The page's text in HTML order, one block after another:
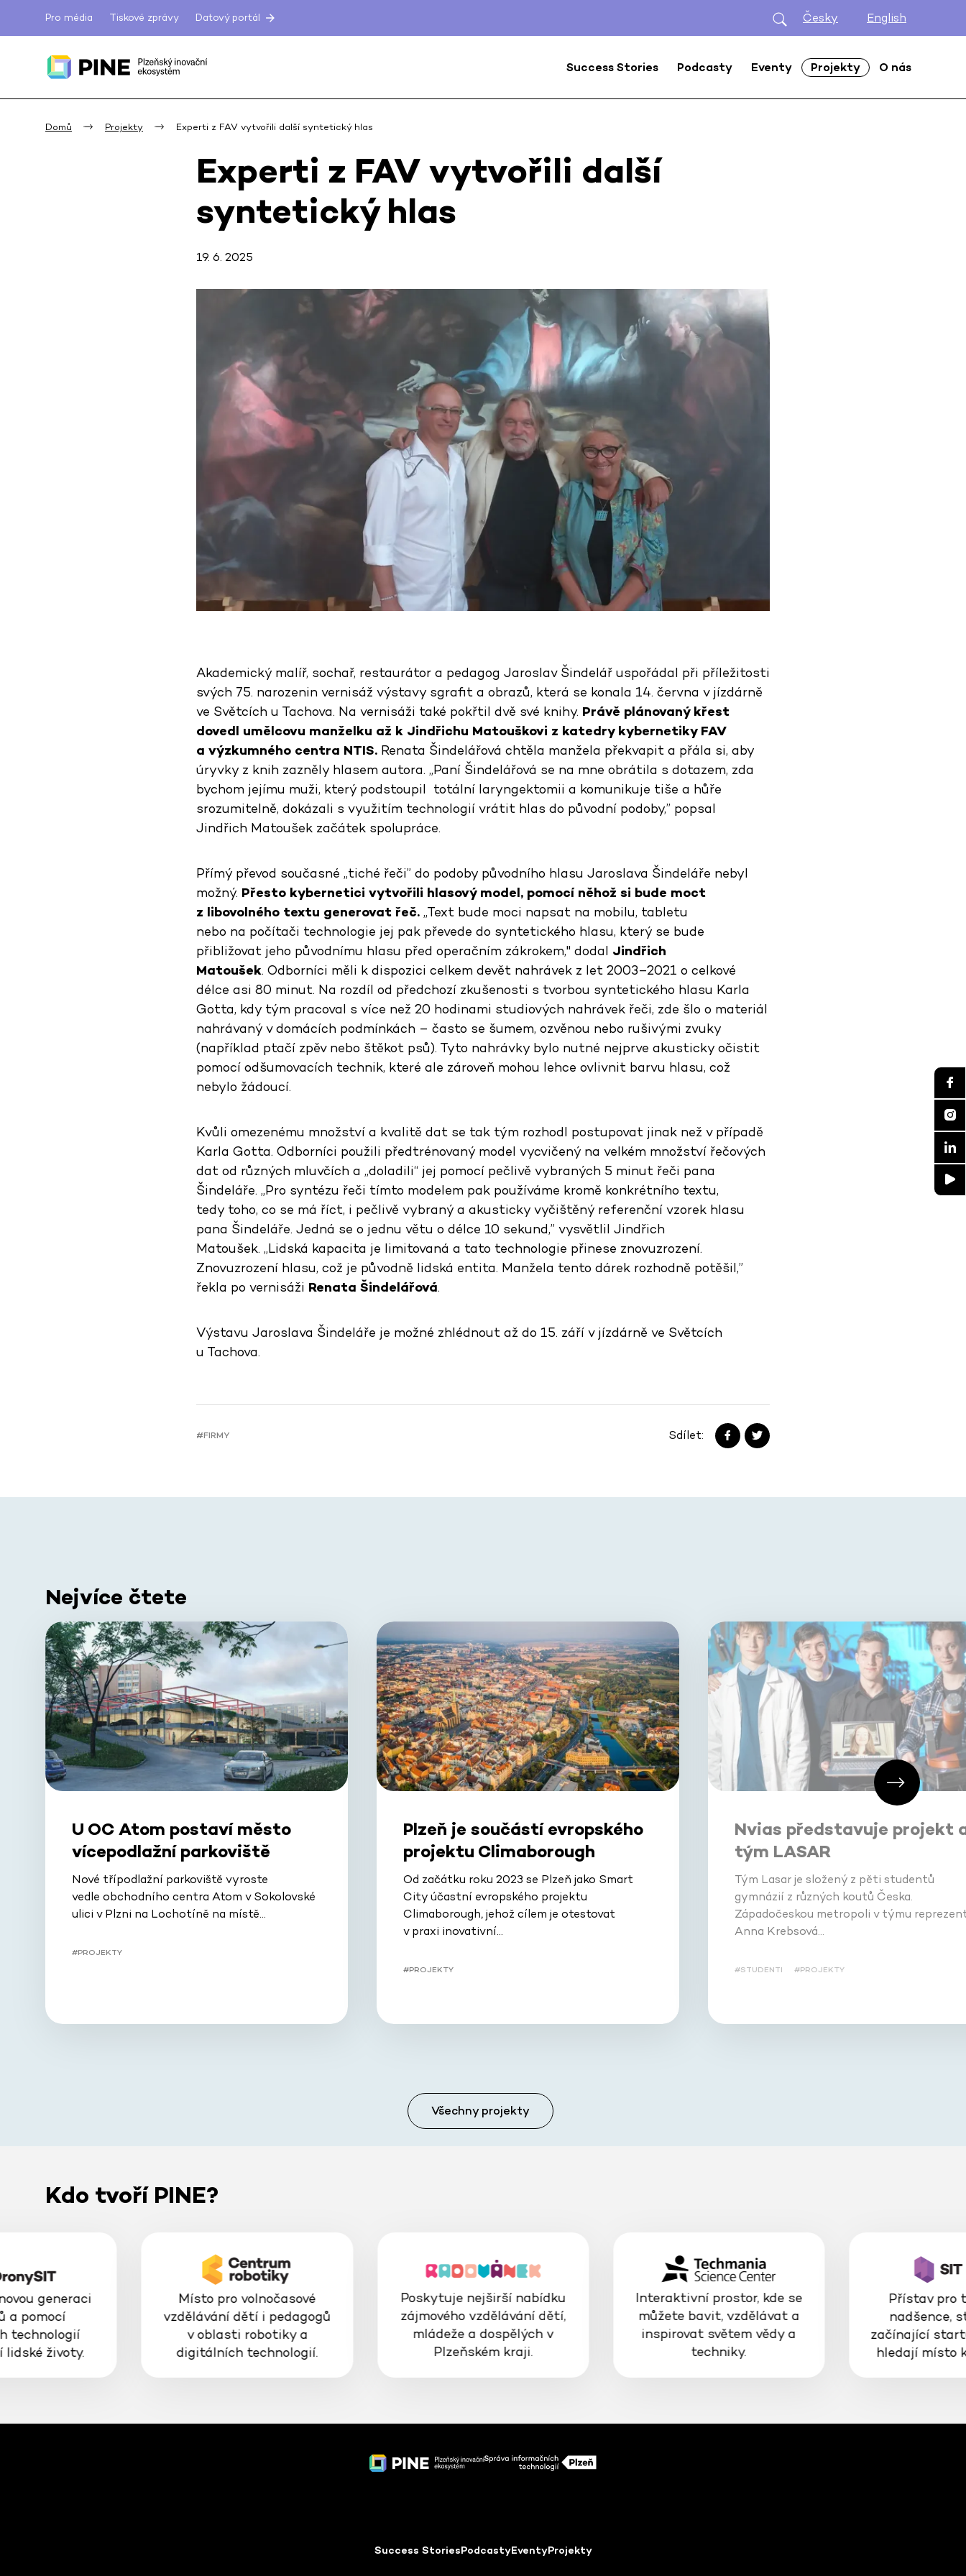
Pro média Tiskové zprávy Datový portál Česky English
Success Stories Podcasty Eventy Projekty O nás
Domů Projekty Experti z FAV vytvořili další syntetický hlas
Experti z FAV vytvořili další
syntetický hlas
19. 6. 2025
Akademický malíř, sochař, restaurátor a pedagog Jaroslav Šindelář uspořádal při příležitosti
svých 75. narozenin vernisáž výstavy sgrafit a obrazů, která se konala 14. června v jízdárně
ve Světcích u Tachova. Na vernisáži také pokřtil dvě své knihy. Právě plánovaný křest
dovedl umělcovu manželku až k Jindřichu Matouškovi z katedry kybernetiky FAV
a výzkumného centra NTIS.Renata Šindelářová chtěla manžela překvapit a přála si, aby
úryvky z knih zazněly hlasem autora. „Paní Šindelářová se na mne obrátila s dotazem, zda
bychom jejímu muži, který podstoupil totální laryngektomii a komunikuje tiše a hůře
srozumitelně, dokázali s využitím technologií vrátit hlas do původní podoby,” popsal
Jindřich Matoušek začátek spolupráce.
Přímý převod současné „tiché řeči” do podoby původního hlasu Jaroslava Šindeláře nebyl
možný. Přesto kybernetici vytvořili hlasový model, pomocí něhož si bude moct
z libovolného textu generovat řeč.„Text bude moci napsat na mobilu, tabletu
nebo na počítači technologie jej pak převede do syntetického hlasu, který se bude
přibližovat jeho původnímu hlasu před operačním zákrokem," dodal Jindřich
Matoušek. Odborníci měli k dispozici celkem devět nahrávek z let 2003–2021 o celkové
délce asi 80 minut. Na rozdíl od předchozí zkušenosti s tvorbou syntetického hlasu Karla
Gotta, kdy tým pracoval s více než 20 hodinami studiových nahrávek řeči, zde šlo o materiál
nahrávaný v domácích podmínkách – často se šumem, ozvěnou nebo rušivými zvuky
(například ptačí zpěv nebo štěkot psů). Tyto nahrávky bylo nutné nejprve akusticky očistit
pomocí odšumovacích technik, které ale zároveň mohou lehce ovlivnit barvu hlasu, což
nebylo žádoucí.
Kvůli omezenému množství a kvalitě dat se tak tým rozhodl postupovat jinak než v případě
Karla Gotta. Odborníci použili předtrénovaný model vycvičený na velkém množství řečových
dat od různých mluvčích a „doladili“ jej pomocí pečlivě vybraných 5 minut řeči pana
Šindeláře. „Pro syntézu řeči tímto modelem pak používáme kromě konkrétního textu,
tedy toho, co se má říct, i pečlivě vybraný a akusticky vyčištěný referenční vzorek hlasu
pana Šindeláře. Jedná se o jednu větu o délce 10 sekund,” vysvětlil Jindřich
Matoušek. „Lidská kapacita je limitovaná a tato technologie přinese znovuzrození.
Znovuzrození hlasu, což je původně lidská entita. Manžela tento dárek rozhodně potěšil,”
řekla po vernisáži Renata Šindelářová.
Výstavu Jaroslava Šindeláře je možné zhlédnout až do 15. září v jízdárně ve Světcích
u Tachova.
#FIRMY Sdílet:
Nejvíce čtete
U OC Atom postaví město
vícepodlažní parkoviště
Nové třípodlažní parkoviště vyroste
vedle obchodního centra Atom v Sokolovské
ulici v Plzni na Lochotíně na místě…
#PROJEKTY
Plzeň je součástí evropského
projektu Climaborough
Od začátku roku 2023 se Plzeň jako Smart
City účastní evropského projektu
Climaborough, jehož cílem je otestovat
v praxi inovativní…
#PROJEKTY
Nvias představuje projekt
tým LASAR
Tým Lasar je složený z pěti studentů
gymnázií z různých koutů Česka.
Západočeskou metropoli v týmu
Anna Krebsová…
#STUDENTI #PROJEKTY
Všechny projekty
Kdo tvoří PINE?
generaci
a pomocí
technologií
lidské životy.
Místo pro volnočasové
vzdělávání dětí i pedagogů
v oblasti robotiky a
digitálních technologií.
Poskytuje nejširší nabídku
zájmového vzdělávání dětí,
mládeže a dospělých v
Plzeňském kraji.
Interaktivní prostor, kde se
můžete bavit, vzdělávat a
inspirovat světem vědy a
techniky.
Přístav pro
nadšence,
začínající
hledají místo
Success StoriesPodcastyEventyProjekty